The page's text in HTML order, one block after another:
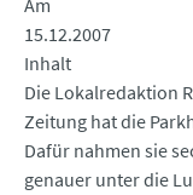
Am
15.12.2007
Inhalt
Die Lokalredaktion
Zeitung hat die
Dafür nahmen sie
genauer unter die